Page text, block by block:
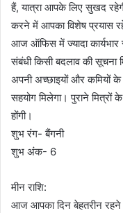
हैं, यात्रा आपके लिए सुखद
करने में आपका विशेष प्रयास
आज ऑफिस में ज्यादा
संबंधी किसी बदलाव की
अपनी अच्छाइयों और कमियों के
सहयोग मिलेगा। पुराने मित्रों
होंगी।
शुभ रंग- बैंगनी
शुभ अंक- 6
मीन राशि:
आज आपका दिन बेहतरीन रहने